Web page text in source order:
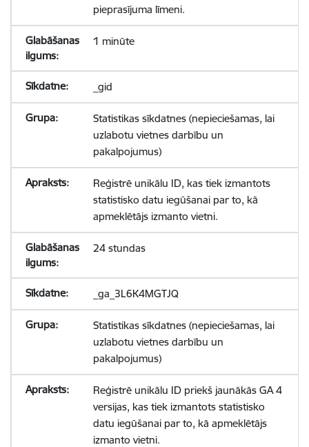
pieprasījuma līmeni.
1 minūte
_gid
Statistikas sīkdatnes (nepieciešamas, lai
uzlabotu vietnes darbību un
pakalpojumus)
Reģistrē unikālu ID, kas tiek izmantots
statistisko datu iegūšanai par to, kā
apmeklētājs izmanto vietni.
24 stundas
_ga_3L6K4MGTJQ
Statistikas sīkdatnes (nepieciešamas, lai
uzlabotu vietnes darbību un
pakalpojumus)
Reģistrē unikālu ID priekš jaunākās GA 4
versijas, kas tiek izmantots statistisko
datu iegūšanai par to, kā apmeklētājs
izmanto vietni.